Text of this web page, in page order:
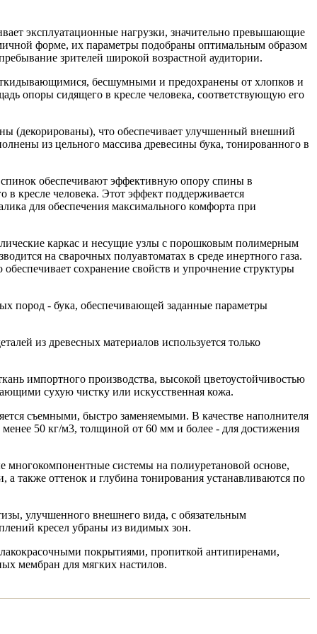
эксплуатационные нагрузки, значительно превышающие
форме, их параметры подобраны оптимальным образом
зрителей широкой возрастной аудитории.
бесшумными и предохранены от хлопков и
опоры сидящего в кресле человека, соответствующую его
(декорированы), что обеспечивает улучшенный внешний
из цельного массива древесины бука, тонированного в
обеспечивают эффективную опору спины в
кресле человека. Этот эффект поддерживается
для обеспечения максимального комфорта при
каркас и несущие узлы с порошковым полимерным
на сварочных полуавтоматах в среде инертного газа.
сохранение свойств и упрочнение структуры
пород - бука, обеспечивающей заданные параметры
из древесных материалов используется только
импортного производства, высокой цветоустойчивостью
сухую чистку или искусственная кожа.
съемными, быстро заменяемыми. В качестве наполнителя
50 кг/м3, толщиной от 60 мм и более - для достижения
системы на полиуретановой основе,
также оттенок и глубина тонирования устанавливаются по
улучшенного внешнего вида, с обязательным
кресел убраны из видимых зон.
покрытиями, пропиткой антипиренами,
мембран для мягких настилов.